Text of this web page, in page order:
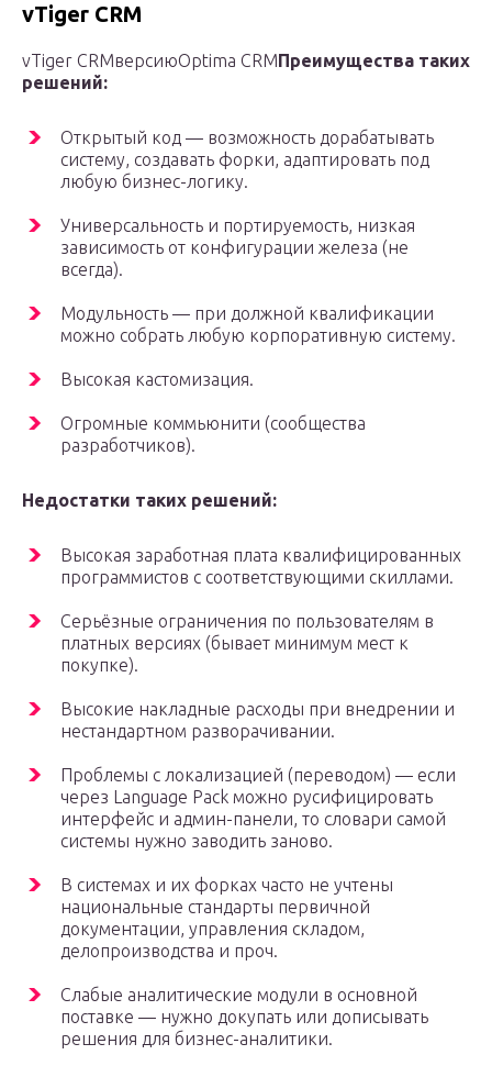
vTiger CRM
vTiger CRMверсиюOptima CRMПреимущества таких
решений:
Открытый код — возможность дорабатывать
систему, создавать форки, адаптировать под
любую бизнес-логику.
Универсальность и портируемость, низкая
зависимость от конфигурации железа (не
всегда).
Модульность — при должной квалификации
можно собрать любую корпоративную систему.
Высокая кастомизация.
Огромные коммьюнити (сообщества
разработчиков).
Недостатки таких решений:
Высокая заработная плата квалифицированных
программистов с соответствующими скиллами.
Серьёзные ограничения по пользователям в
платных версиях (бывает минимум мест к
покупке).
Высокие накладные расходы при внедрении и
нестандартном разворачивании.
Проблемы с локализацией (переводом) — если
через Language Pack можно русифицировать
интерфейс и админ-панели, то словари самой
системы нужно заводить заново.
В системах и их форках часто не учтены
национальные стандарты первичной
документации, управления складом,
делопроизводства и проч.
Слабые аналитические модули в основной
поставке — нужно докупать или дописывать
решения для бизнес-аналитики.